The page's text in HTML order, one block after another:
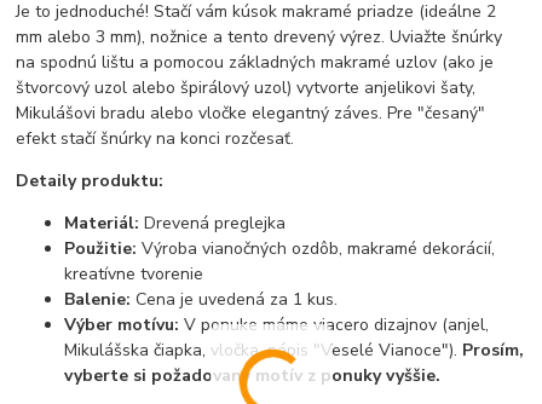
Je to jednoduché! Stačí vám kúsok makramé priadze (ideálne 2
mm alebo 3 mm), nožnice a tento drevený výrez. Uviažte šnúrky
na spodnú lištu a pomocou základných makramé uzlov (ako je
štvorcový uzol alebo špirálový uzol) vytvorte anjelikovi šaty,
Mikulášovi bradu alebo vločke elegantný záves. Pre "česaný"
efekt stačí šnúrky na konci rozčesať.
Detaily produktu:
Materiál: Drevená preglejka
Použitie: Výroba vianočných ozdôb, makramé dekorácií,
kreatívne tvorenie
Balenie: Cena je uvedená za 1 kus.
Výber motívu: V ponuke máme viacero dizajnov (anjel,
Mikulášska čiapka, vločka, nápis "Veselé Vianoce"). Prosím,
vyberte si požadovaný motív z ponuky vyššie.